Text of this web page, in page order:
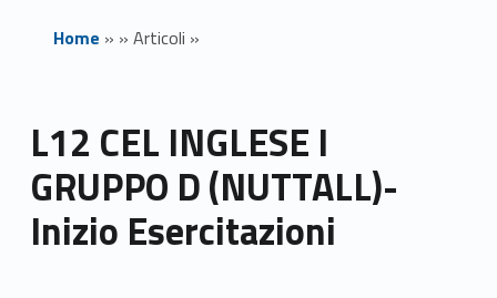
Home » » Articoli »
L12 CEL INGLESE I
GRUPPO D (NUTTALL)-
Inizio Esercitazioni